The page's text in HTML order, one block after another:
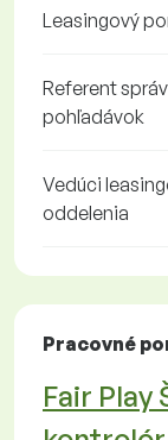
Leasingový
Referent
pohľadávok
Vedúci
oddelenia
Pracovné
Fair